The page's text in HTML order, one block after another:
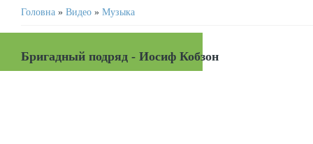
Головна » Видео » Музыка
Бригадный подряд - Иосиф Кобзон